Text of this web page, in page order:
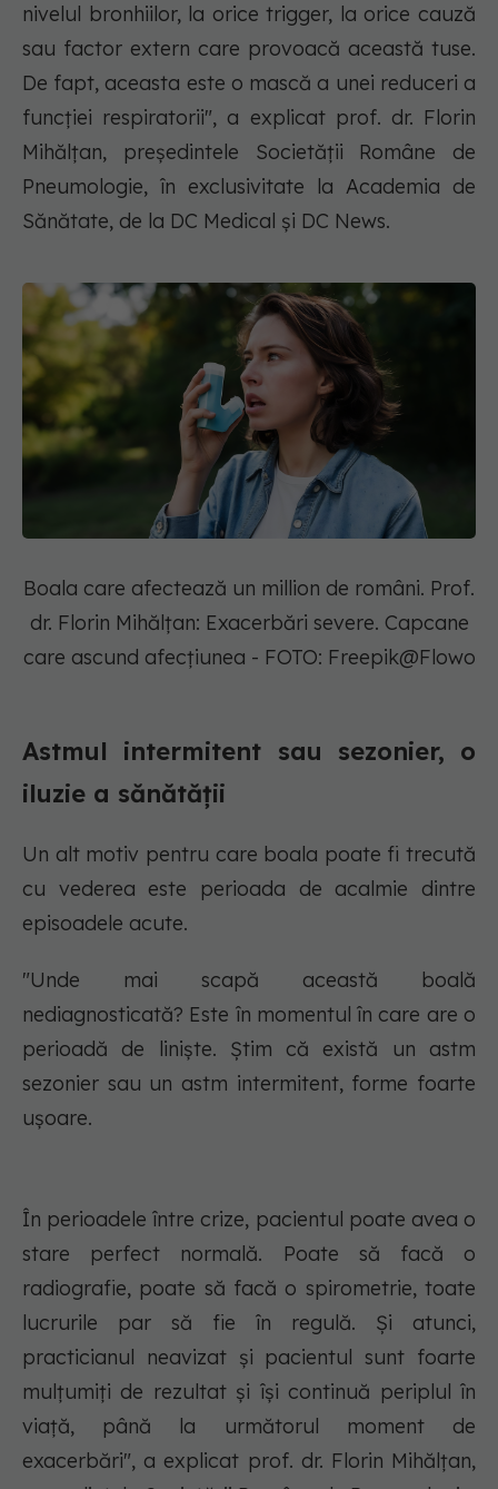
nivelul bronhiilor, la orice trigger, la orice cauză
sau factor extern care provoacă această tuse.
De fapt, aceasta este o mască a unei reduceri a
funcției respiratorii", a explicat prof. dr. Florin
Mihălțan, președintele Societății Române de
Pneumologie, în exclusivitate la Academia de
Sănătate, de la DC Medical și DC News.
Boala care afectează un million de români. Prof.
dr. Florin Mihălțan: Exacerbări severe. Capcane
care ascund afecțiunea - FOTO: Freepik@Flowo
Astmul intermitent sau sezonier, o
iluzie a sănătății
Un alt motiv pentru care boala poate fi trecută
cu vederea este perioada de acalmie dintre
episoadele acute.
"Unde mai scapă această boală
nediagnosticată? Este în momentul în care are o
perioadă de liniște. Știm că există un astm
sezonier sau un astm intermitent, forme foarte
ușoare.
În perioadele între crize, pacientul poate avea o
stare perfect normală. Poate să facă o
radiografie, poate să facă o spirometrie, toate
lucrurile par să fie în regulă. Și atunci,
practicianul neavizat și pacientul sunt foarte
mulțumiți de rezultat și își continuă periplul în
viață, până la următorul moment de
exacerbări", a explicat prof. dr. Florin Mihălțan,